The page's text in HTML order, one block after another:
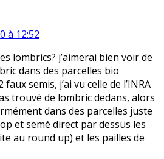
à 12:52
lombrics? j’aimerai bien voir de
dans des parcelles bio
semis, j’ai vu celle de l’INRA
trouvé de lombric dedans, alors
dans des parcelles juste
et semé direct par dessus les
au round up) et les pailles de